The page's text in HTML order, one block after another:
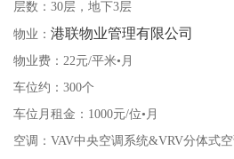
层数：30层，地下3层
物业： 港联物业管理有限公司
物业费：22元/平米•月
车位约：300个
车位月租金：1000元/位•月
空调：VAV中央空调系统&VRV分体式